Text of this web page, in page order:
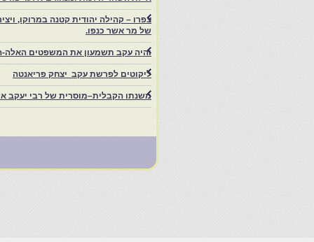
של מר אשר כנפו.
והיה עקב תשמעון את המשפטים האלה-
ליקוטים לפרשת עקב יצחק פריאנטה
משנתו הקבלית–מוסרית של רבי יעקב